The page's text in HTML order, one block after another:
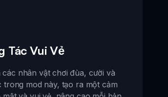
Tác Vui Vẻ
các nhân vật chơi đùa, cười và
trong mod này, tạo ra một cảm